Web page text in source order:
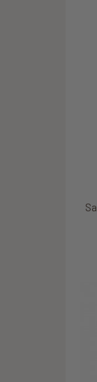
conforme aux
Très satisfaite